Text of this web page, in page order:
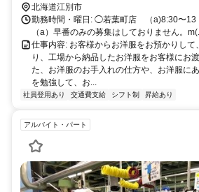
北海道江別市
勤務時間・曜日: ◯若葉町店 （a)8:30〜13
（a）早番のみの募集はしておりません。
仕事内容: お客様からお洋服をお預かりして
り、工場から納品したお洋服をお客様にお
た、お洋服のお手入れの仕方や、お洋服に
を勉強して、お...
社員登用あり 交通費支給 シフト制 昇給あり
アルバイト・パート